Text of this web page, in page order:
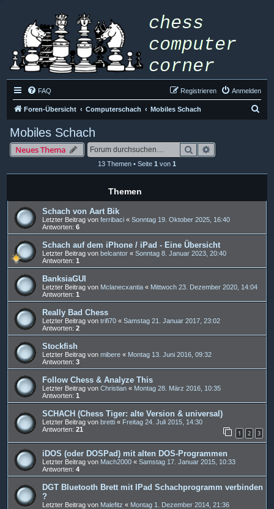
FAQ Anmelden
Registrieren
Foren-Übersicht Computerschach Mobiles Schach
Mobiles Schach
Neues Thema Suche
13 Themen • Seite 1 von 1
Themen
Schach von Aart Bik
Letzter Beitrag von ferribaci « Sonntag 19. Oktober 2025, 16:40
Antworten: 6
Schach auf dem iPhone / iPad - Eine Übersicht
Letzter Beitrag von belcantor « Sonntag 8. Januar 2023, 20:40
Antworten: 1
BanksiaGUI
Letzter Beitrag von Mclanecxantia « Mittwoch 23. Dezember 2020, 14:04
Antworten: 1
Really Bad Chess
Letzter Beitrag von trifi70 « Samstag 21. Januar 2017, 23:02
Antworten: 2
Stockfish
Letzter Beitrag von mibere « Montag 13. Juni 2016, 09:32
Antworten: 3
Follow Chess & Analyze This
Letzter Beitrag von Christian « Montag 28. März 2016, 10:35
Antworten: 1
SCHACH (Chess Tiger: alte Version & universal)
Letzter Beitrag von bretti « Freitag 24. Juli 2015, 14:30
Antworten: 21 1 2 3
iDOS (oder DOSPad) mit alten DOS-Programmen
Letzter Beitrag von Mach2000 « Samstag 17. Januar 2015, 10:33
Antworten: 4
DGT Bluetooth Brett mit IPad Schachprogramm verbinden
?
Letzter Beitrag von Malefitz « Montag 1. Dezember 2014, 21:36